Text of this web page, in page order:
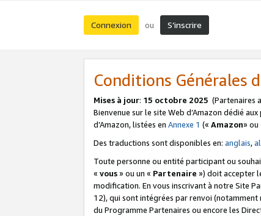
Connexion ou S’inscrire
Conditions Générales
Mises à jour: 15 octobre 2025 (Partenaires
Bienvenue sur le site Web d’Amazon dédié
d’Amazon, listées en Annexe 1 (« Amazon» ou
Des traductions sont disponibles en: anglais,
Toute personne ou entité participant ou
« vous» ou un « Partenaire ») doit accepter
modification. En vous inscrivant à notre Site
12), qui sont intégrées par renvoi (notamment
du Programme Partenaires ou encore les